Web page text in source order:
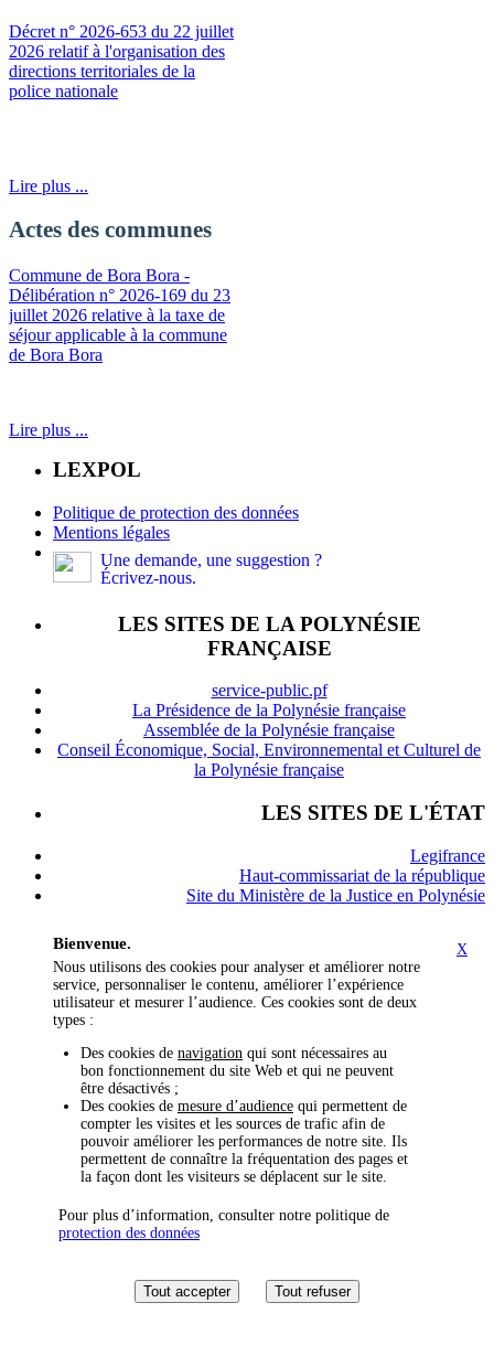
Décret n° 2026-653 du 22 juillet
2026 relatif à l'organisation des
directions territoriales de la
police nationale
Lire plus ...
Actes des communes
Commune de Bora Bora -
Délibération n° 2026-169 du 23
juillet 2026 relative à la taxe de
séjour applicable à la commune
de Bora Bora
Lire plus ...
LEXPOL
Politique de protection des données
Mentions légales
Une demande, une suggestion ?
Écrivez-nous.
LES SITES DE LA POLYNÉSIE
FRANÇAISE
service-public.pf
La Présidence de la Polynésie française
Assemblée de la Polynésie française
Conseil Économique, Social, Environnemental et Culturel de
la Polynésie française
LES SITES DE L'ÉTAT
Legifrance
Haut-commissariat de la république
Site du Ministère de la Justice en Polynésie
X
Bienvenue.
Nous utilisons des cookies pour analyser et améliorer notre
service, personnaliser le contenu, améliorer l’expérience
utilisateur et mesurer l’audience. Ces cookies sont de deux
types :
Des cookies de navigation qui sont nécessaires au
bon fonctionnement du site Web et qui ne peuvent
être désactivés ;
Des cookies de mesure d’audience qui permettent de
compter les visites et les sources de trafic afin de
pouvoir améliorer les performances de notre site. Ils
permettent de connaître la fréquentation des pages et
la façon dont les visiteurs se déplacent sur le site.
Pour plus d’information, consulter notre politique de
protection des données
Tout accepter Tout refuser